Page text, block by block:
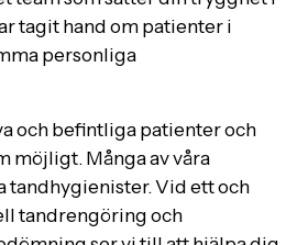
tagit hand om patienter i
personliga
och befintliga patienter och
möjligt. Många av våra
tandhygienister. Vid ett och
tandrengöring och